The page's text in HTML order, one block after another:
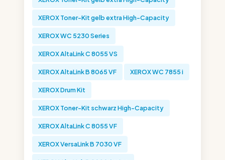
XEROX Toner-Kit gelb extra High-Capacity
XEROX WC 5230 Series
XEROX AltaLink C 8055 VS
XEROX AltaLink B 8065 VF XEROX WC 7855 i
XEROX Drum Kit
XEROX Toner-Kit schwarz High-Capacity
XEROX AltaLink C 8055 VF
XEROX VersaLink B 7030 VF